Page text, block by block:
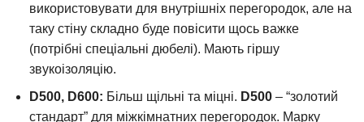
використовувати для внутрішніх перегородок, але на
таку стіну складно буде повісити щось важке
(потрібні спеціальні дюбелі). Мають гіршу
звукоізоляцію.
D500, D600: Більш щільні та міцні. D500– “золотий
стандарт” для міжкімнатних перегородок. Марку